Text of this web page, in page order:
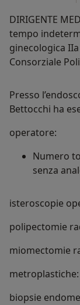
DIRIGENTE
tempo
ginecologica
Consorziale
Presso
Bettocchi ha
operatore:
Numero
senza
isteroscopie
polipectomie
miomectomie
metroplastiche:
biopsie